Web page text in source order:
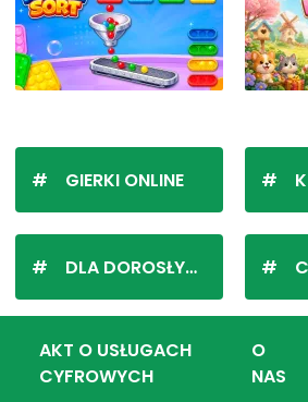
GIERKI ONLINE
DLA DOROSŁYCH
AKT O USŁUGACH
CYFROWYCH
O
NAS